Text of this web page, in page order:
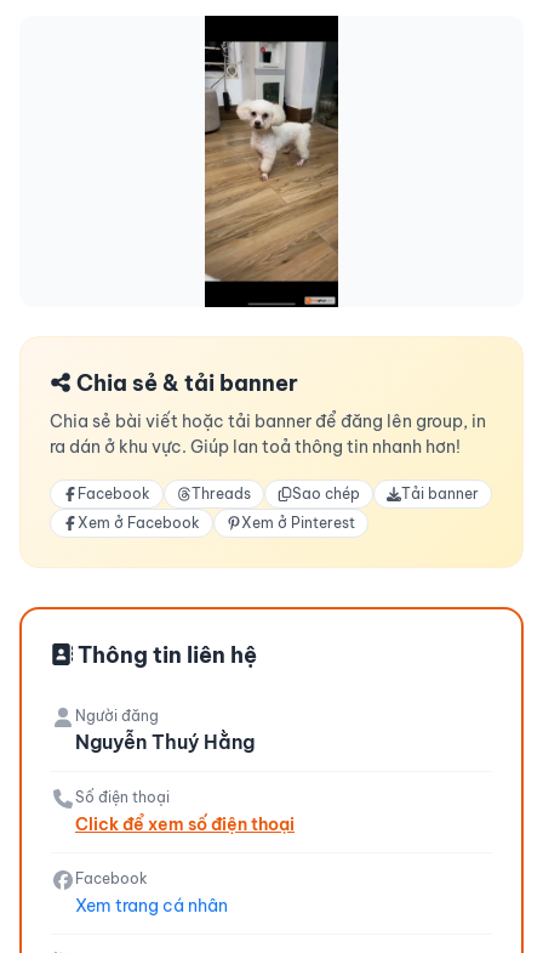
Chia sẻ & tải banner
Chia sẻ bài viết hoặc tải banner để đăng lên group, in
ra dán ở khu vực. Giúp lan toả thông tin nhanh hơn!
Facebook Threads Sao chép
Tải banner
Xem ở Facebook
Xem ở Pinterest
Thông tin liên hệ
Người đăng
Nguyễn Thuý Hằng
Số điện thoại
Click để xem số điện thoại
Facebook
Xem trang cá nhân